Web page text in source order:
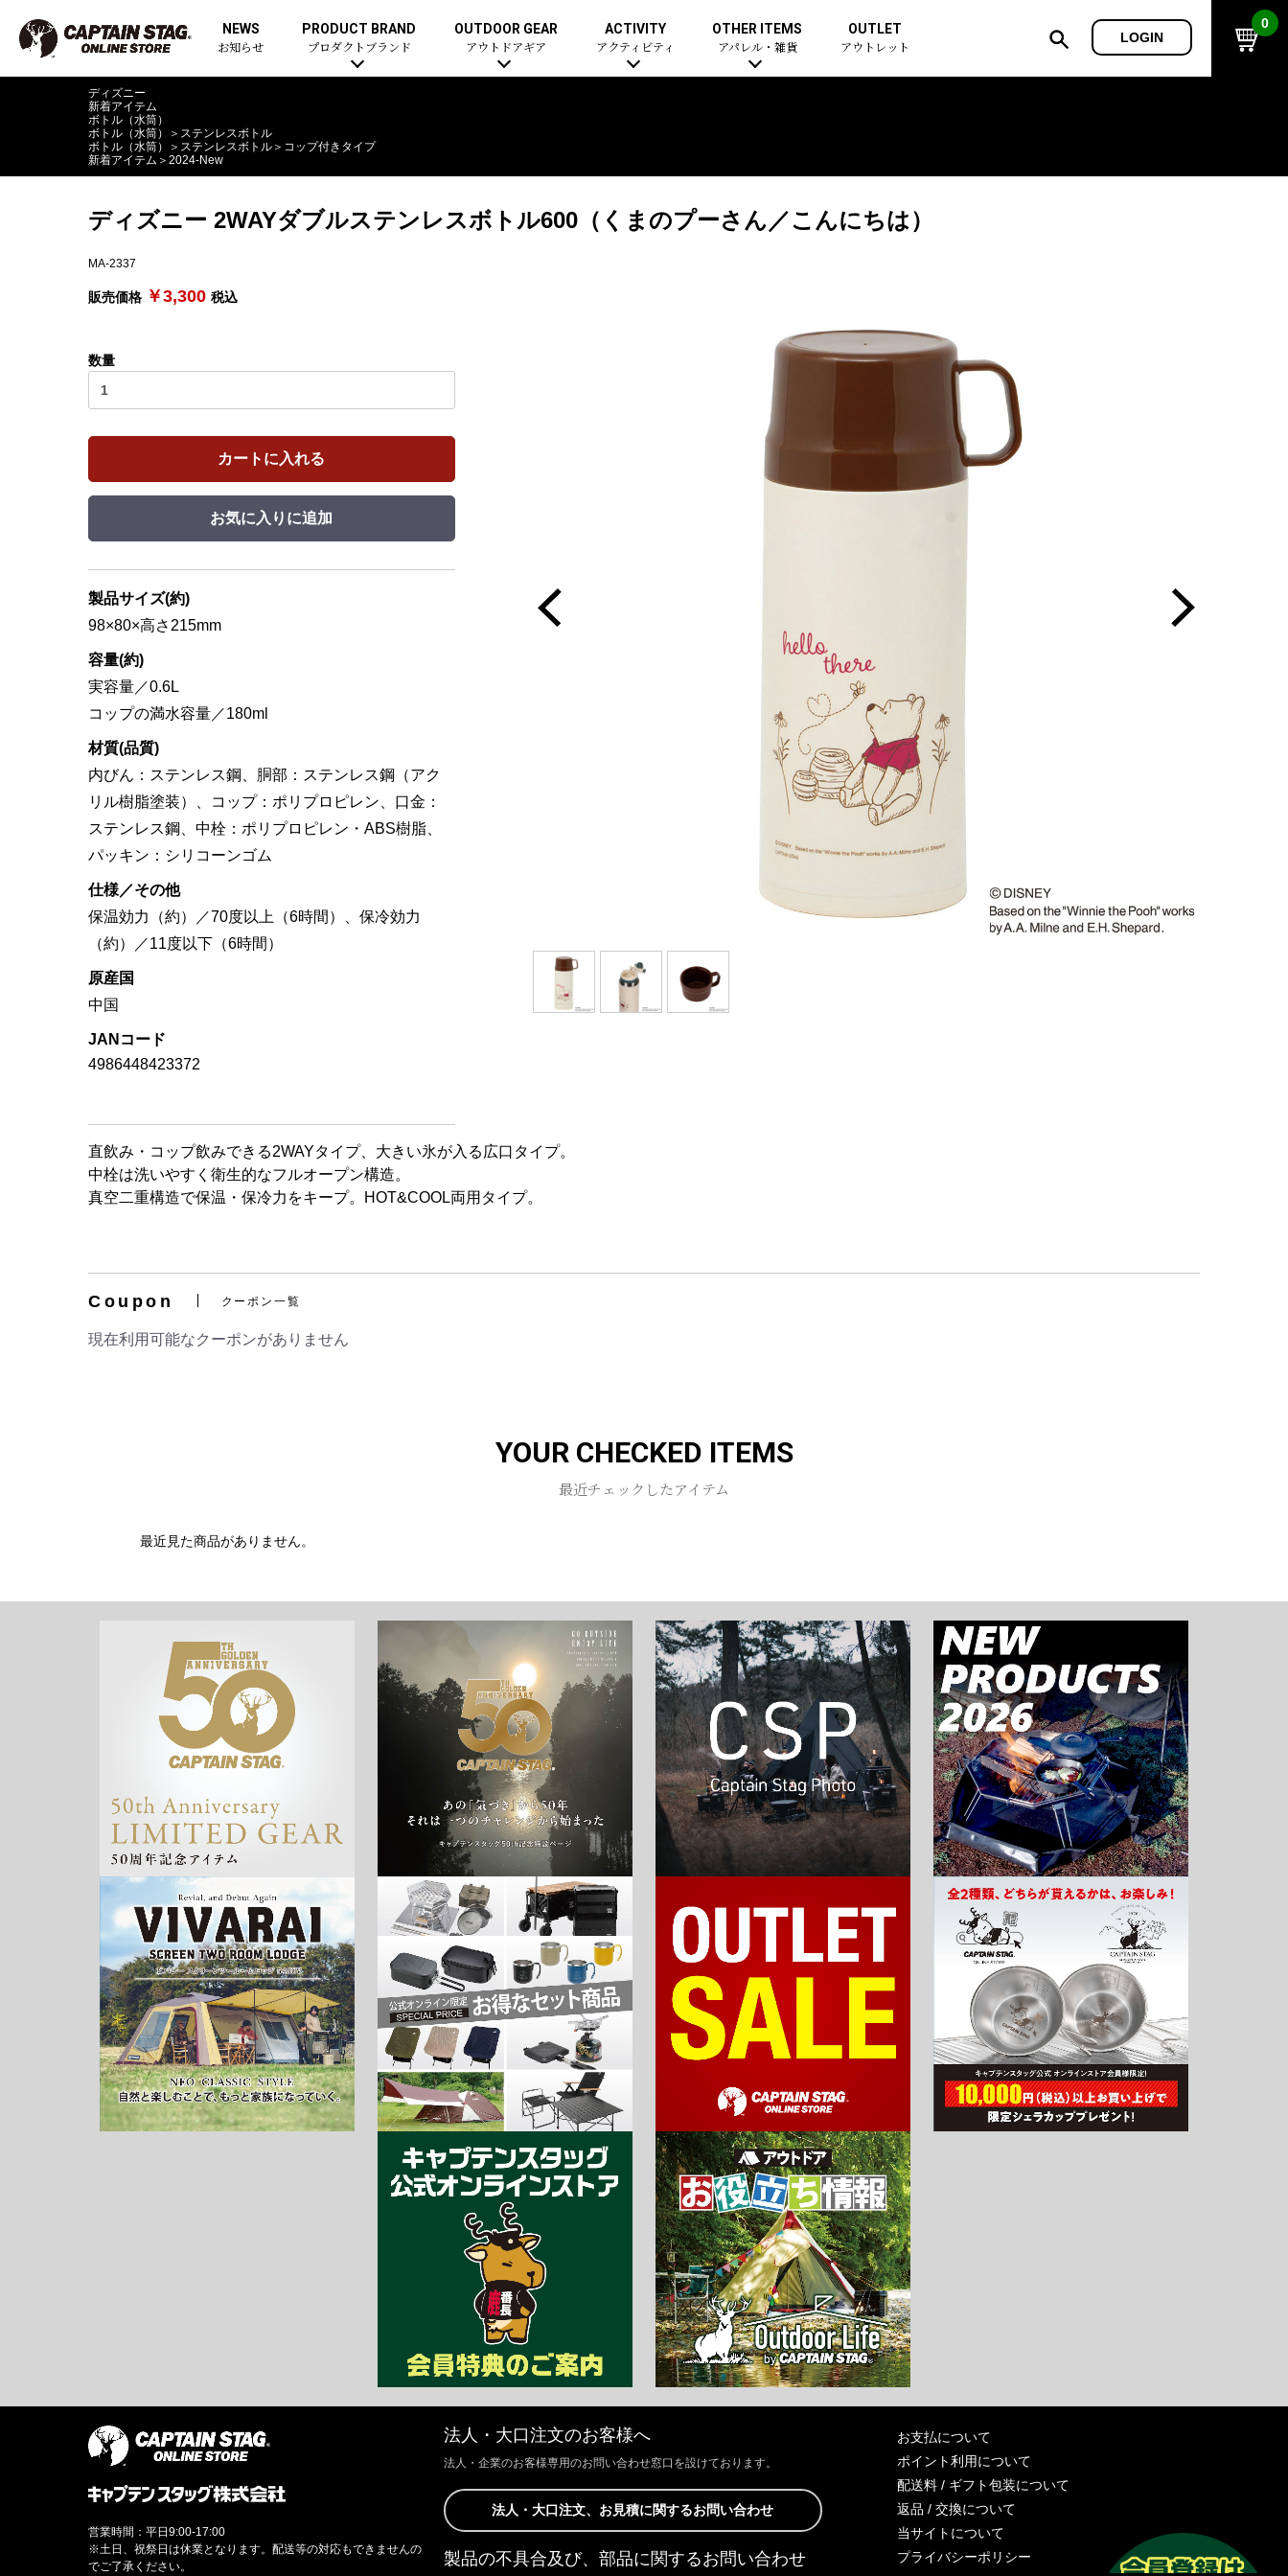
NEWS
お知らせ
PRODUCT BRAND
プロダクトブランド
OUTDOOR GEAR
アウトドアギア
ACTIVITY
アクティビティ
OTHER ITEMS
アパレル・雑貨
OUTLET
アウトレット
LOGIN
0
ディズニー
新着アイテム
ボトル（水筒）
ボトル（水筒）
＞ ステンレスボトル
ボトル（水筒）
＞ ステンレスボトル ＞ コップ付きタイプ
新着アイテム ＞ 2024-New
ディズニー 2WAYダブルステンレスボトル600（くまのプーさん／こんにちは）
MA-2337
販売価格 ￥3,300 税込
数量
カートに入れる
お気に入りに追加
製品サイズ(約)
98×80×高さ215mm
容量(約)
実容量／0.6L
コップの満水容量／180ml
材質(品質)
内びん：ステンレス鋼、胴部：ステンレス鋼（アク
リル樹脂塗装）、コップ：ポリプロピレン、口金：
ステンレス鋼、中栓：ポリプロピレン・ABS樹脂、
パッキン：シリコーンゴム
仕様／その他
保温効力（約）／70度以上（6時間）、保冷効力
（約）／11度以下（6時間）
原産国
中国
JANコード
4986448423372
直飲み・コップ飲みできる2WAYタイプ、大きい氷が入る広口タイプ。
中栓は洗いやすく衛生的なフルオープン構造。
真空二重構造で保温・保冷力をキープ。HOT&COOL両用タイプ。
Coupon クーポン一覧
現在利用可能なクーポンがありません
YOUR CHECKED ITEMS
最近チェックしたアイテム
最近見た商品がありません。
法人・大口注文のお客様へ
法人・企業のお客様専用のお問い合わせ窓口を設けております。
法人・大口注文、お見積に関するお問い合わせ
製品の不具合及び、部品に関するお問い合わせ
お支払について
ポイント利用について
配送料 / ギフト包装について
返品 / 交換について
当サイトについて
プライバシーポリシー
営業時間：平日9:00-17:00
※土日、祝祭日は休業となります。配送等の対応もできませんの
でご了承ください。